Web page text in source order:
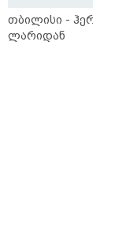
თბილისი -
ლარიდან